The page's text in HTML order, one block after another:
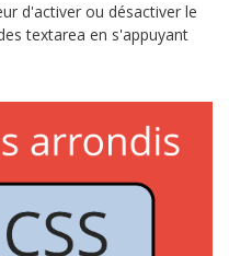
d'activer ou désactiver le
textarea en s'appuyant